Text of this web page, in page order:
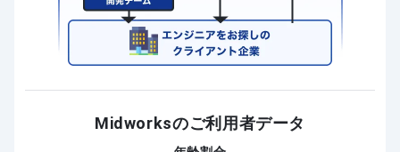
Midworksのご利用者データ